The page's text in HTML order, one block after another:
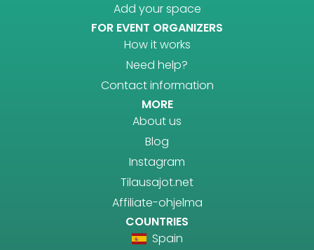
Add your space
FOR EVENT ORGANIZERS
How it works
Need help?
Contact information
MORE
About us
Blog
Instagram
Tilausajot.net
Affiliate-ohjelma
COUNTRIES
Spain